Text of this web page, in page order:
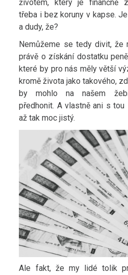
životem, který je finančně
třeba i bez koruny v kapse.
a dudy, že?
Nemůžeme se tedy divit, že
právě o získání dostatku
které by pro nás měly větší
kromě života jako takového,
by mohlo na našem
předhonit. A vlastně ani s
až tak moc jistý.
Ale fakt, že my lidé tolik